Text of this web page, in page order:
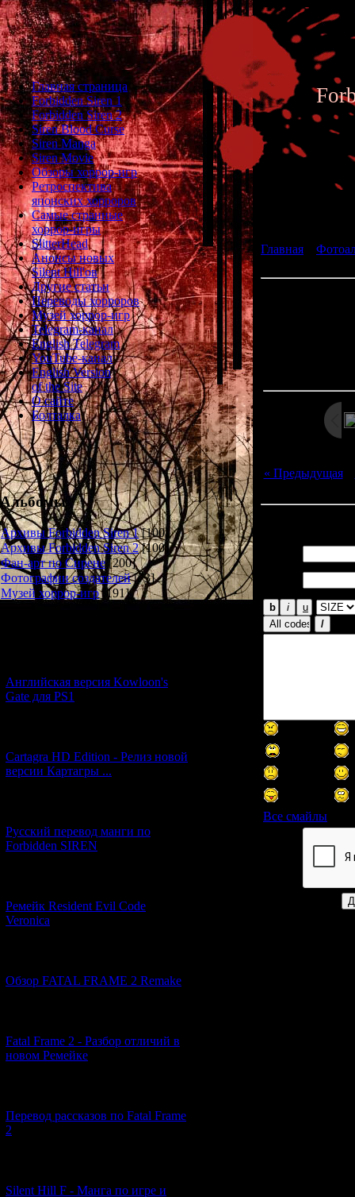
Главная страница
Forbidden Siren 1
Forbidden Siren 2
Siren Blood Curse
Siren Manga
Siren Movie
Обзоры хоррор-игр
Ретроспектива
японских хорроров
Самые странные
хоррор-игры
SlitterHead
Анонсы новых
Silent Hill'ов
Другие статьи
Переводы хорроров
Музей хоррор-игр
Telegram-канал
English Telegram
YouTube-канал
English Version
of the Site
О сайте
Болталка
Альбомы
Архивы Forbidden Siren 1 [100]
Архивы Forbidden Siren 2 [100]
Фан-арт по Сирене [200]
Фотографии создателей [73]
Музей хоррор-игр
[191]
Английская версия Kowloon's
Gate для PS1
Cartagra HD Edition - Релиз новой
версии Картагры ...
Русский перевод манги по
Forbidden SIREN
Ремейк Resident Evil Code
Veronica
Обзор FATAL FRAME 2 Remake
Fatal Frame 2 - Разбор отличий в
новом Ремейке
Перевод рассказов по Fatal Frame
2
Silent Hill F - Манга по игре и
Главная
« Предыдущая|
Все смайлы